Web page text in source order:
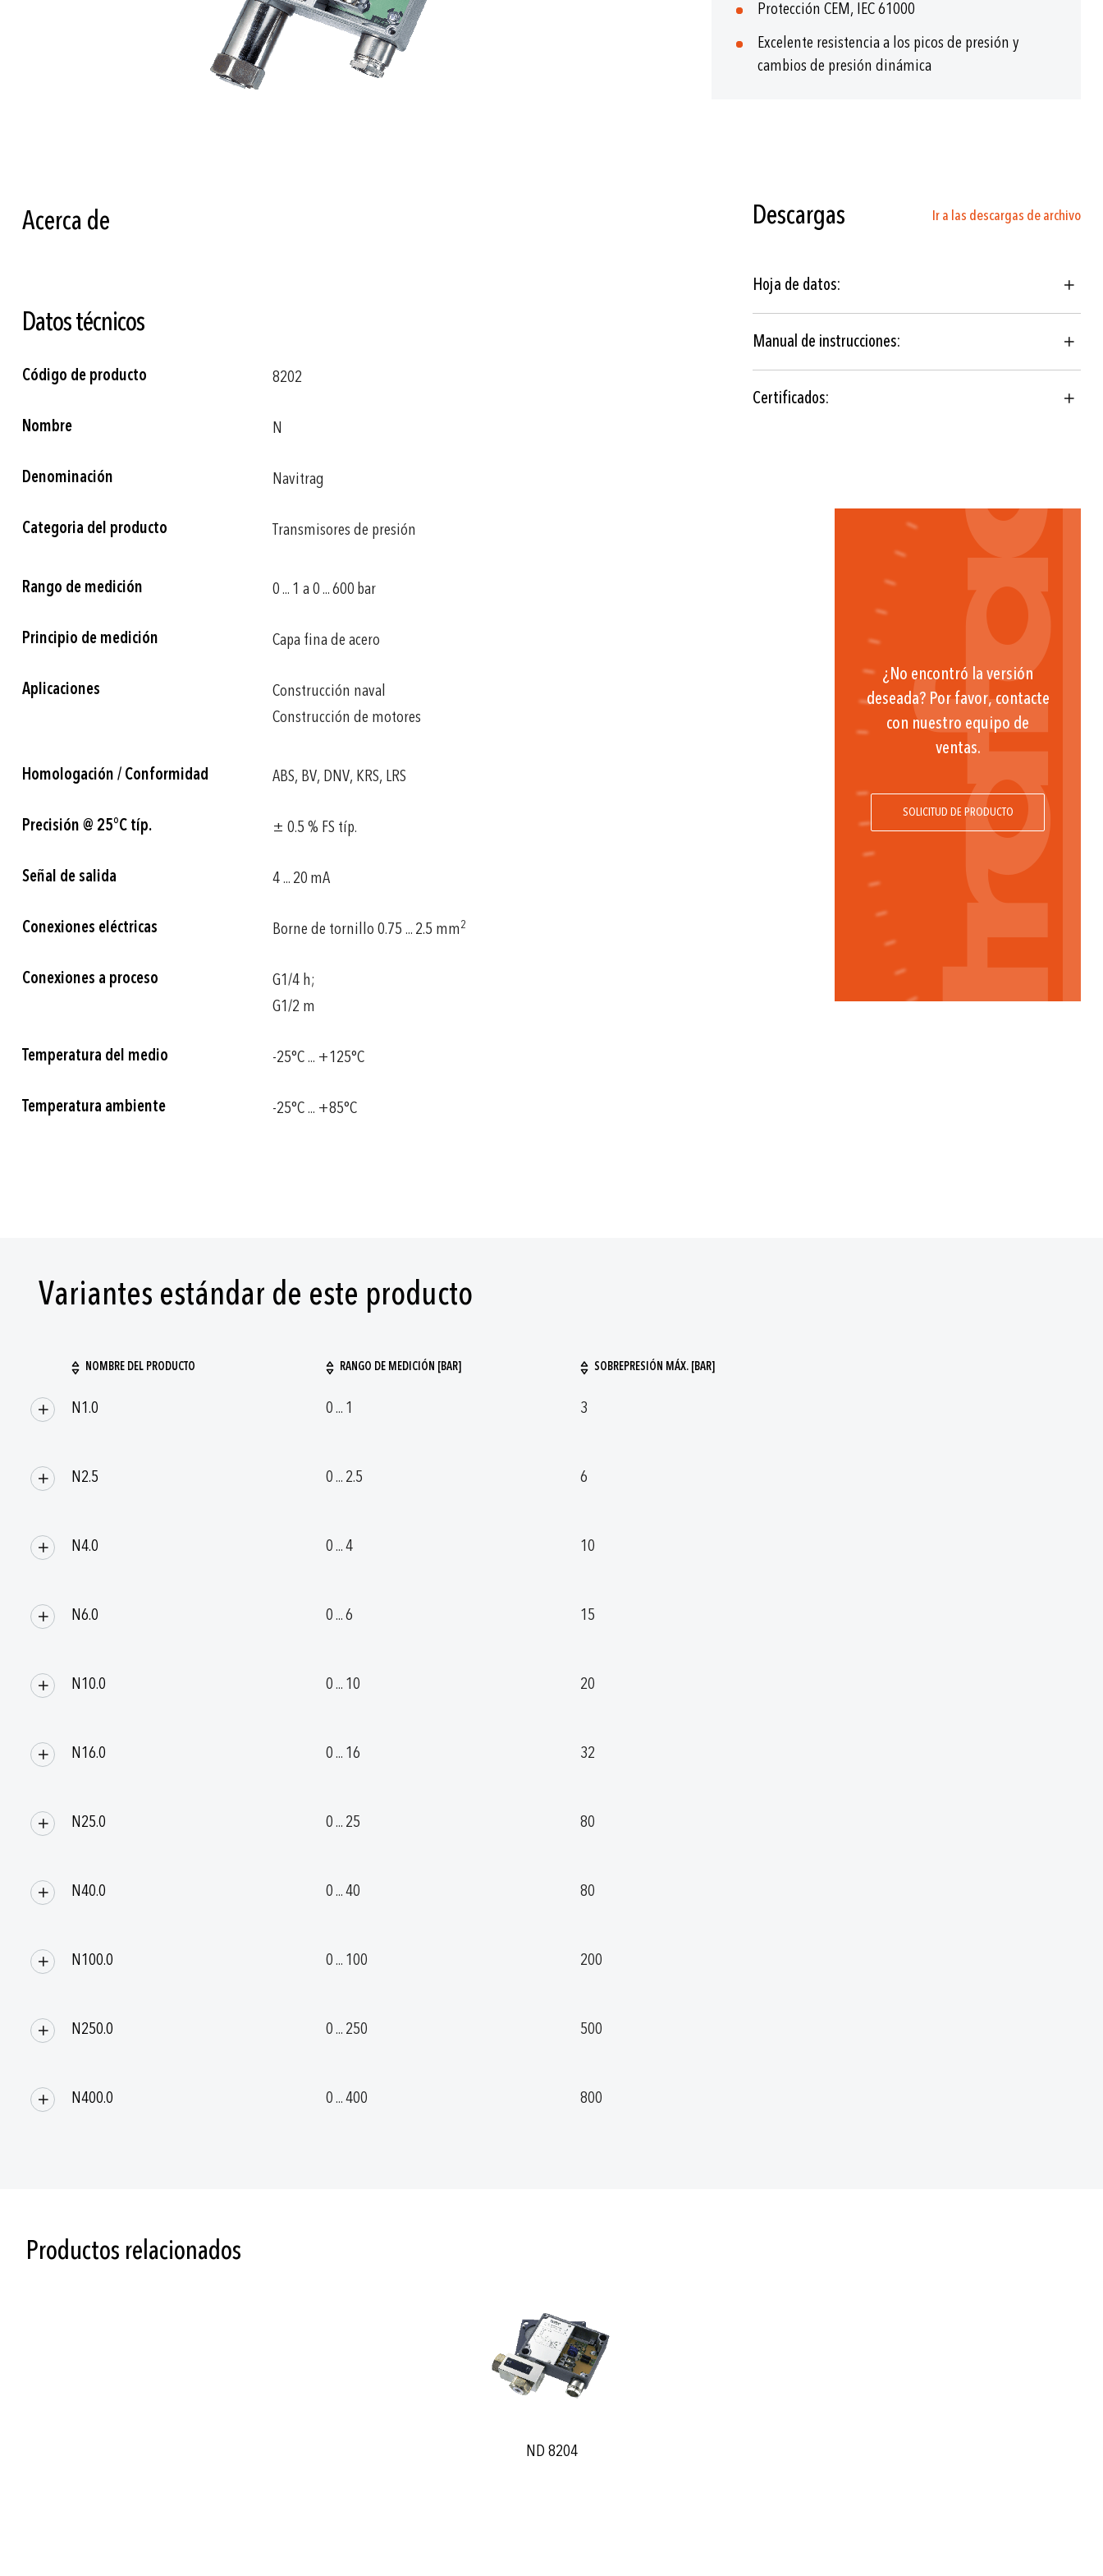
la
galería
Protección CEM, IEC 61000
Excelente resistencia a los picos de presión y
cambios de presión dinámica
Acerca de
Datos técnicos
Más
información
Código de producto 8202
Nombre N
Denominación Navitrag
Categoria del producto Transmisores de presión
Rango de medición 0 ... 1 a 0 ... 600 bar
Principio de medición Capa fina de acero
Aplicaciones
Construcción naval
Construcción de motores
Homologación / Conformidad ABS, BV, DNV, KRS, LRS
Precisión @ 25°C típ. ± 0.5 % FS típ.
Señal de salida 4 ... 20 mA
Conexiones eléctricas Borne de tornillo 0.75 ... 2.5 mm2
Conexiones a proceso
G1/4 h;
G1/2 m
Temperatura del medio -25°C ... +125°C
Temperatura ambiente -25°C ... +85°C
Descargas Ir a las descargas de archivo
Hoja de datos:
Manual de instrucciones:
Certificados:
¿No encontró la versión
deseada? Por favor, contacte
con nuestro equipo de
ventas.
SOLICITUD DE PRODUCTO
Variantes estándar de este producto
agrupados
NOMBRE DEL PRODUCTO RANGO DE MEDICIÓN [BAR] SOBREPRESIÓN MÁX. [BAR]
N1.0 0 ... 1 3
N2.5 0 ... 2.5 6
N4.0 0 ... 4 10
N6.0 0 ... 6 15
N10.0 0 ... 10 20
N16.0 0 ... 16 32
N25.0 0 ... 25 80
N40.0 0 ... 40 80
N100.0 0 ... 100 200
N250.0 0 ... 250 500
N400.0 0 ... 400 800
Productos relacionados
ND 8204